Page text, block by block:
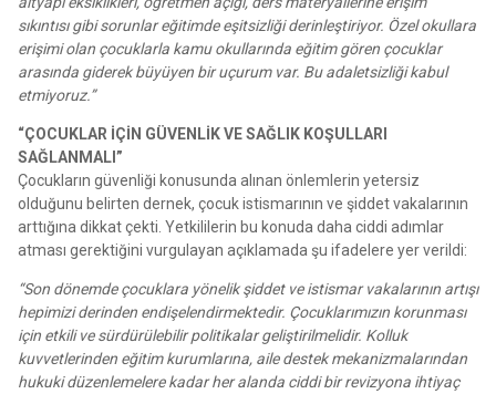
sıkıntısı gibi sorunlar eğitimde eşitsizliği derinleştiriyor. Özel okullara
erişimi olan çocuklarla kamu okullarında eğitim gören çocuklar
arasında giderek büyüyen bir uçurum var. Bu adaletsizliği kabul
etmiyoruz.”
“ÇOCUKLAR İÇİN GÜVENLİK VE SAĞLIK KOŞULLARI
SAĞLANMALI”
Çocukların güvenliği konusunda alınan önlemlerin yetersiz
olduğunu belirten dernek, çocuk istismarının ve şiddet vakalarının
arttığına dikkat çekti. Yetkililerin bu konuda daha ciddi adımlar
atması gerektiğini vurgulayan açıklamada şu ifadelere yer verildi:
“Son dönemde çocuklara yönelik şiddet ve istismar vakalarının artışı
hepimizi derinden endişelendirmektedir. Çocuklarımızın korunması
için etkili ve sürdürülebilir politikalar geliştirilmelidir. Kolluk
kuvvetlerinden eğitim kurumlarına, aile destek mekanizmalarından
hukuki düzenlemelere kadar her alanda ciddi bir revizyona ihtiyaç